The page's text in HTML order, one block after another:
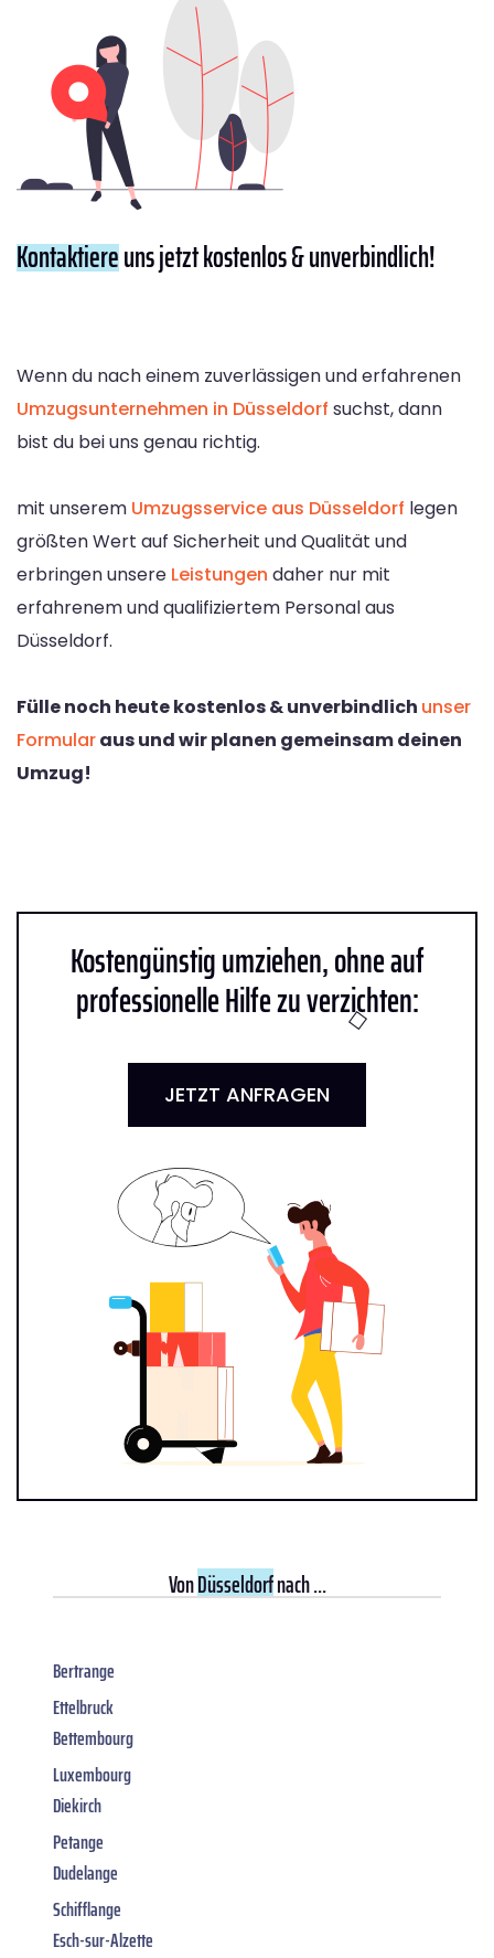
Kontaktiereuns jetzt kostenlos & unverbindlich!
Wenn du nach einem zuverlässigen und erfahrenen
Umzugsunternehmen in Düsseldorf suchst, dann
bist du bei uns genau richtig.
mit unserem Umzugsservice aus Düsseldorf legen
größten Wert auf Sicherheit und Qualität und
erbringen unsere Leistungen daher nur mit
erfahrenem und qualifiziertem Personal aus
Düsseldorf.
Fülle noch heute kostenlos & unverbindlich unser
Formularaus und wir planen gemeinsam deinen
Umzug!
Kostengünstig umziehen, ohne auf
professionelle Hilfe zu verzichten:
JETZT ANFRAGEN
VonDüsseldorfnach ...
Bertrange
Ettelbruck
Bettembourg
Luxembourg
Diekirch
Petange
Dudelange
Schifflange
Esch-sur-Alzette